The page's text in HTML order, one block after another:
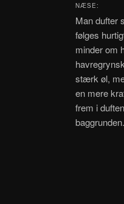
NÆSE:
Man dufter
følges
minder om
stærk øl,
en mere
frem i
baggrunden.